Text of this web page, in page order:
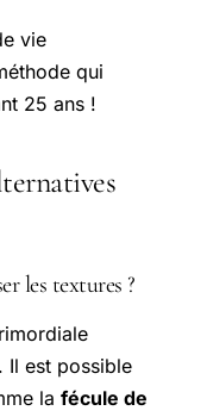
vie
qui
25 ans !
les textures ?
Il est possible
la fécule de